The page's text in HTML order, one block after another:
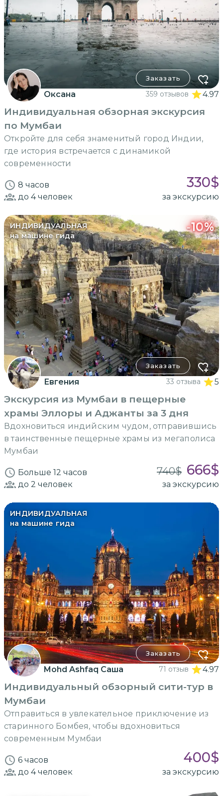
Заказать
Оксана 359 отзывов 4.97
Индивидуальная обзорная экскурсия
по Мумбаи
Откройте для себя знаменитый город Индии,
где история встречается с динамикой
современности
8 часов 330$
до 4человек за экскурсию
ИНДИВИДУАЛЬНАЯ
на машине гида
-10%
Заказать
Евгения 33 отзыва 5
Экскурсия из Мумбаи в пещерные
храмы Эллоры и Аджанты за 3 дня
Вдохновиться индийским чудом, отправившись
в таинственные пещерные храмы из мегаполиса
Мумбаи
Больше 12 часов 740$ 666$
до 2 человек за экскурсию
ИНДИВИДУАЛЬНАЯ
на машине гида
Заказать
Mohd Ashfaq Саша 71 отзыв 4.97
Индивидуальный обзорный сити-тур в
Мумбаи
Отправиться в увлекательное приключение из
старинного Бомбея, чтобы вдохновиться
современным Мумбаи
6 часов 400$
до 4человек за экскурсию